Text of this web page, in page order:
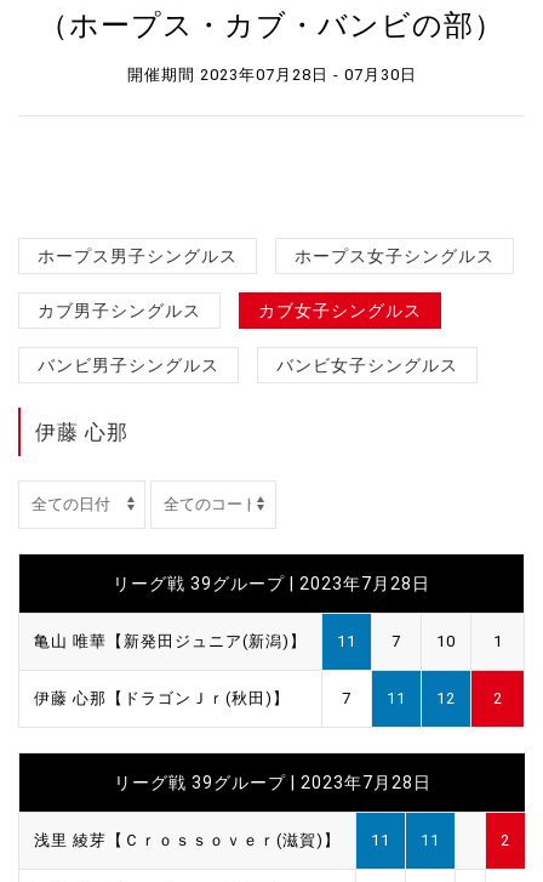
（ホープス・カブ・バンビの部）
開催期間 2023年07月28日 - 07月30日
ホープス男子シングルス ホープス女子シングルス
カブ男子シングルス カブ女子シングルス
バンビ男子シングルス バンビ女子シングルス
伊藤 心那
リーグ戦 39グループ | 2023年7月28日
亀山 唯華【新発田ジュニア(新潟)】 11 7 10 1
伊藤 心那【ドラゴンＪｒ(秋田)】 7 11 12 2
リーグ戦 39グループ | 2023年7月28日
浅里 綾芽【Ｃｒｏｓｓｏｖｅｒ(滋賀)】 11 11 2